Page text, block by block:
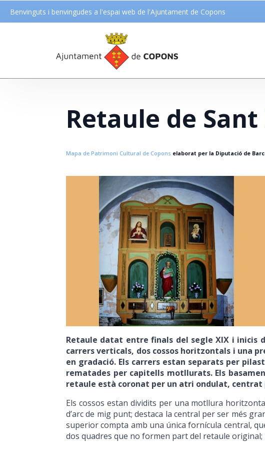
Benvinguts i benvingudes a l'espai web de l'Ajuntament de Copons
Retaule de
Mapa de Patrimoni Cultural de Copons elaborat per la Diputació de
Retaule datat entre finals del segle XIX i inicis
carrers verticals, dos cossos horitzontals i una
en gradació. Els carrers estan separats per
rematades per capitells motllurats. Els
retaule està coronat per un atri ondulat, centrat
Els cossos estan dividits per una motllura
d’arc de mig punt; destaca la central per ser més
superior compta amb una única fornícula central,
dos quadres que no formen part del retaule original;